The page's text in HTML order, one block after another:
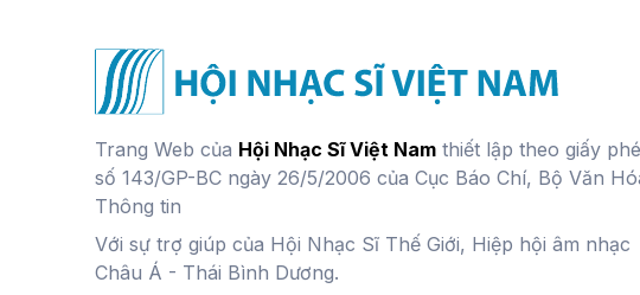
Trang Web của Hội Nhạc Sĩ Việt Nam thiết lập theo giấy
số 143/GP-BC ngày 26/5/2006 của Cục Báo Chí, Bộ Văn
Thông tin
Với sự trợ giúp của Hội Nhạc Sĩ Thế Giới, Hiệp hội âm nhạc
Châu Á - Thái Bình Dương.